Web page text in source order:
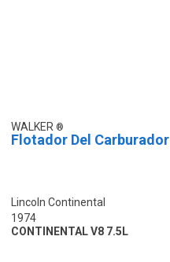
WALKER
Flotador Del Carburador
Lincoln Continental
1974
CONTINENTAL V8 7.5L